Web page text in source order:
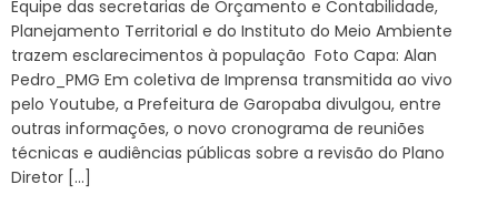
Equipe das secretarias de Orçamento e Contabilidade,
Planejamento Territorial e do Instituto do Meio Ambiente
trazem esclarecimentos à população Foto Capa: Alan
Pedro_PMG Em coletiva de Imprensa transmitida ao vivo
pelo Youtube, a Prefeitura de Garopaba divulgou, entre
outras informações, o novo cronograma de reuniões
técnicas e audiências públicas sobre a revisão do Plano
Diretor […]